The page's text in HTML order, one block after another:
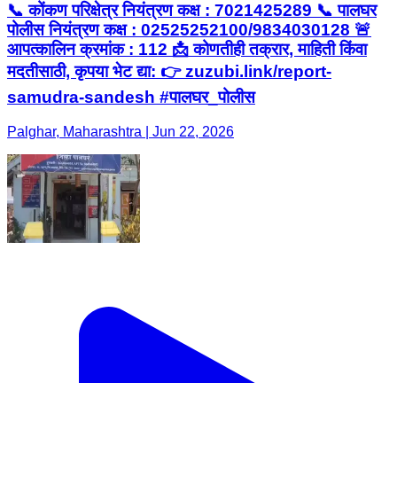
📞 कोंकण परिक्षेत्र नियंत्रण कक्ष : 7021425289 📞 पालघर
पोलीस नियंत्रण कक्ष : 02525252100/9834030128 🚨
आपत्कालिन क्रमांक : 112 📩 कोणतीही तक्रार, माहिती किंवा
मदतीसाठी, कृपया भेट द्या: 👉 zuzubi.link/report-
samudra-sandesh #पालघर_पोलीस
Palghar, Maharashtra | Jun 22, 2026